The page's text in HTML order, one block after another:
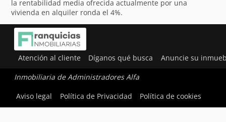
la rentabilidad media ofrecida actualmente por una
vivienda en alquiler ronda el 4%.
Atención al cliente Díganos qué busca Anuncie su
Inmobiliaria de Administradores Alfa
Aviso legal
Política de Privacidad Política de cookies